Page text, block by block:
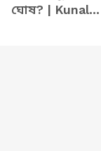
ঘোষ? | Kunal